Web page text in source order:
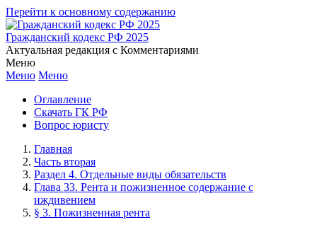
Перейти к основному содержанию
Гражданский кодекс РФ 2025
Актуальная редакция с Комментариями
Меню
Меню Меню
Оглавление
Скачать ГК РФ
Вопрос юристу
Главная
Часть вторая
Раздел 4. Отдельные виды обязательств
Глава 33. Рента и пожизненное содержание с
иждивением
§ 3. Пожизненная рента